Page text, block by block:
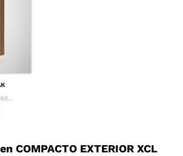
COMPACTO EXTERIOR XCL